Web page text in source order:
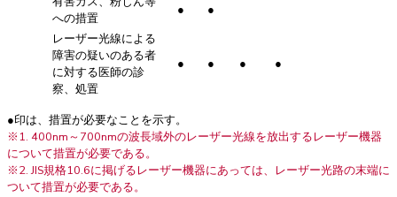
への措置
●
●
レーザー光線による
障害の疑いのある者
に対する医師の診
察、処置
● ● ● ●
●印は、措置が必要なことを示す。
※1. 400nm～700nmの波長域外のレーザー光線を放出するレーザー機器
について措置が必要である。
※2. JIS規格10.6に掲げるレーザー機器にあっては、レーザー光路の末端に
ついて措置が必要である。